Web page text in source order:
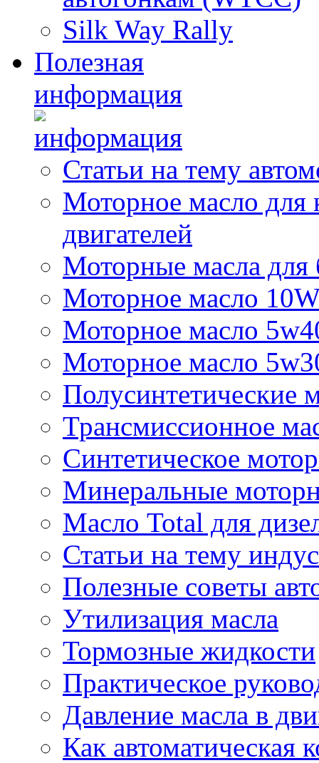
Silk Way Rally
Полезная
информация
Статьи на тему
Моторное масло для
двигателей
Моторные масла для
Моторное масло
Моторное масло
Моторное масло
Полусинтетические
Трансмиссионное
Синтетическое
Минеральные
Масло Total для
Статьи на тему
Полезные советы
Утилизация масла
Тормозные жидкости
Практическое
Давление масла в
Как автоматическая